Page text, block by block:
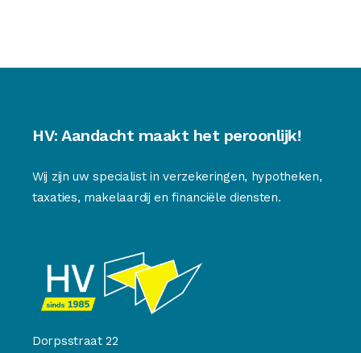
HV: Aandacht maakt het peroonlijk!
Wij zijn uw specialist in verzekeringen, hypotheken,
taxaties, makelaardij en financiële diensten.
Dorpsstraat 22